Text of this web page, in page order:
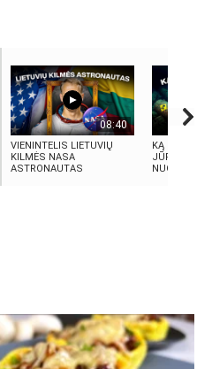
08:40
VIENINTELIS LIETUVIŲ
KILMĖS NASA
ASTRONAUTAS
KĄ SLEPIA
JŪRA? 5